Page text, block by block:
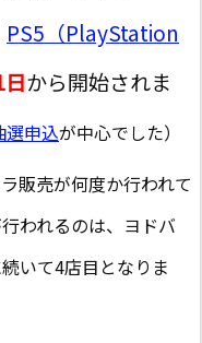
PS5（PlayStation
から開始されま
選申込が中心でした）
販売が何度か行われて
われるのは、ヨドバ
いて4店目となりま